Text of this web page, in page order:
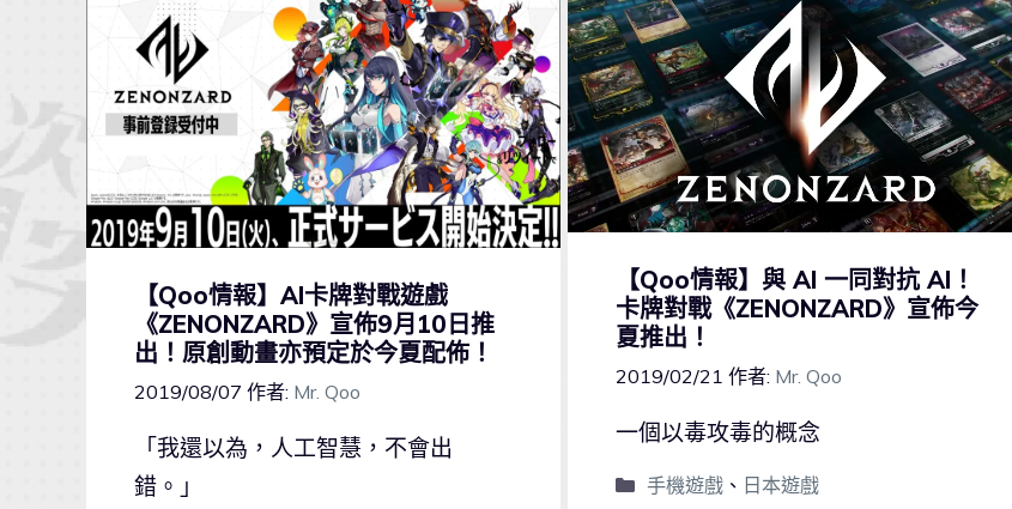
【Qoo情報】AI卡牌對戰遊戲
《ZENONZARD》宣佈9月10日推
出！原創動畫亦預定於今夏配佈！
2019/08/07 作者: Mr. Qoo
「我還以為，人工智慧，不會出
錯。」
【Qoo情報】與 AI 一同對抗 AI！
卡牌對戰《ZENONZARD》宣佈今
夏推出！
2019/02/21 作者: Mr. Qoo
一個以毒攻毒的概念
手機遊戲、 日本遊戲